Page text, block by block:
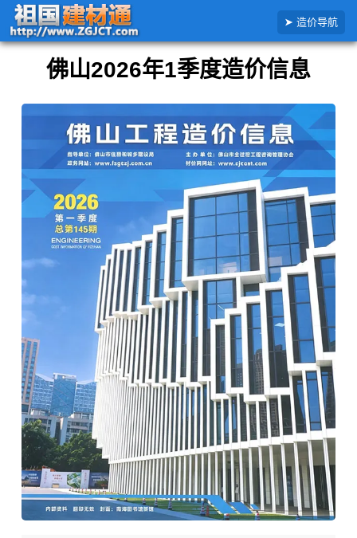
价
信
息
造价导航
首页 全国造价信息 广东省 2026年1季度佛山市造价信息
佛山2026年1季度造价信息